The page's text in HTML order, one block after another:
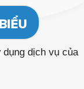
dịch vụ của